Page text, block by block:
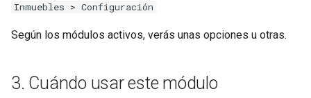
Inmuebles > Configuración
Según los módulos activos, verás unas opciones u otras.
3. Cuándo usar este módulo